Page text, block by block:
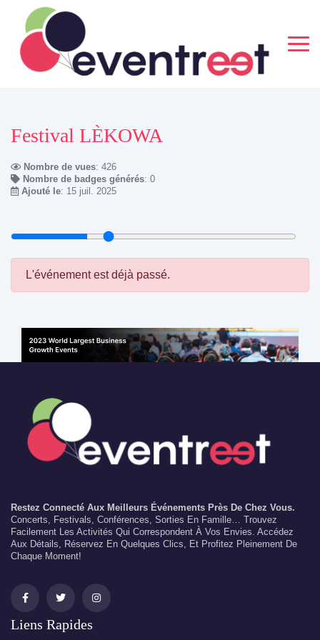
Festival LÈKOWA
Nombre de vues: 426
Nombre de badges générés: 0
Ajouté le: 15 juil. 2025
L'événement est déjà passé.
Restez Connecté Aux Meilleurs Événements Près De Chez Vous.
Concerts, Festivals, Conférences, Sorties En Famille… Trouvez
Facilement Les Activités Qui Correspondent À Vos Envies. Accédez
Aux Détails, Réservez En Quelques Clics, Et Profitez Pleinement De
Chaque Moment!
Liens Rapides